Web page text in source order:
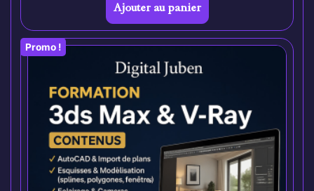
Ajouter au panier
Promo !